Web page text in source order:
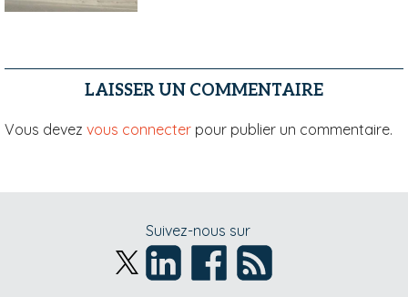
LAISSER UN COMMENTAIRE
Vous devez vous connecter pour publier un commentaire.
Suivez-nous sur